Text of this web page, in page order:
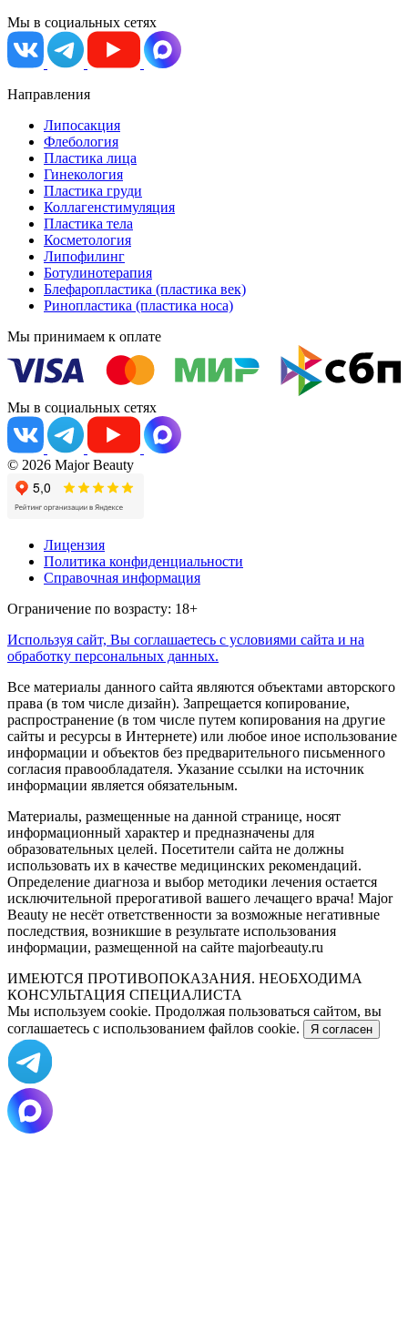
Мы в социальных сетях
Направления
Липосакция
Флебология
Пластика лица
Гинекология
Пластика груди
Коллагенстимуляция
Пластика тела
Косметология
Липофилинг
Ботулинотерапия
Блефаропластика (пластика век)
Ринопластика (пластика носа)
Мы принимаем к оплате
Мы в социальных сетях
© 2026 Major Beauty
Лицензия
Политика конфиденциальности
Справочная информация
Ограничение по возрасту: 18+
Используя сайт, Вы соглашаетесь с условиями сайта и на
обработку персональных данных.
Все материалы данного сайта являются объектами авторского
права (в том числе дизайн). Запрещается копирование,
распространение (в том числе путем копирования на другие
сайты и ресурсы в Интернете) или любое иное использование
информации и объектов без предварительного письменного
согласия правообладателя. Указание ссылки на источник
информации является обязательным.
Материалы, размещенные на данной странице, носят
информационный характер и предназначены для
образовательных целей. Посетители сайта не должны
использовать их в качестве медицинских рекомендаций.
Определение диагноза и выбор методики лечения остается
исключительной прерогативой вашего лечащего врача! Major
Beauty не несёт ответственности за возможные негативные
последствия, возникшие в результате использования
информации, размещенной на сайте majorbeauty.ru
ИМЕЮТСЯ ПРОТИВОПОКАЗАНИЯ. НЕОБХОДИМА
КОНСУЛЬТАЦИЯ СПЕЦИАЛИСТА
Мы используем cookie. Продолжая пользоваться сайтом, вы
соглашаетесь с использованием файлов cookie.
Я согласен